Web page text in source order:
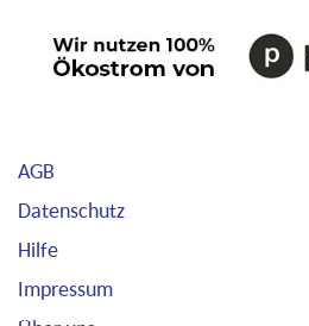
AGB
Datenschutz
Hilfe
Impressum